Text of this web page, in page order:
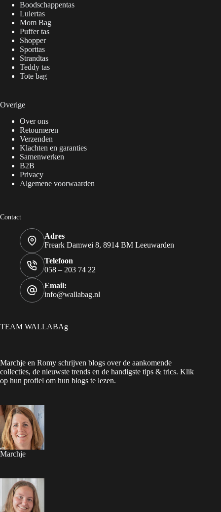
Boodschappentas
Luiertas
Mom Bag
Puffer tas
Shopper
Sporttas
Strandtas
Teddy tas
Tote bag
Overige
Over ons
Retourneren
Verzenden
Klachten en garanties
Samenwerken
B2B
Privacy
Algemene voorwaarden
Contact
Adres
Freark Damwei 8, 8914 BM Leeuwarden
Telefoon
058 – 203 74 22
Email:
info@wallabag.nl
TEAM WALLABAg
Marchje en Romy schrijven blogs over de aankomende
collecties, de nieuwste trends en de handigste tips & trics. Klik
op hun profiel om hun blogs te lezen.
Marchje